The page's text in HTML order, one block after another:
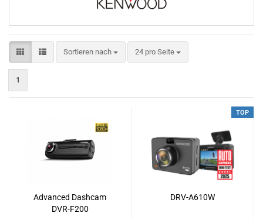
Sortieren nach
Sortieren nach 24 pro Seite
pro Seite
1
Advanced Dashcam
DVR-F200
TOP
DRV-A610W